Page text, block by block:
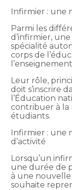
Infirmier : une
Parmi les
d’infirmier,
spécialité
corps de
Leur rôle,
doit s’inscrire
l’Éducation
contribuer à la
étudiants.
Infirmier : une
d’activité
Lorsqu’un
une durée de
à une nouvelle
souhaite